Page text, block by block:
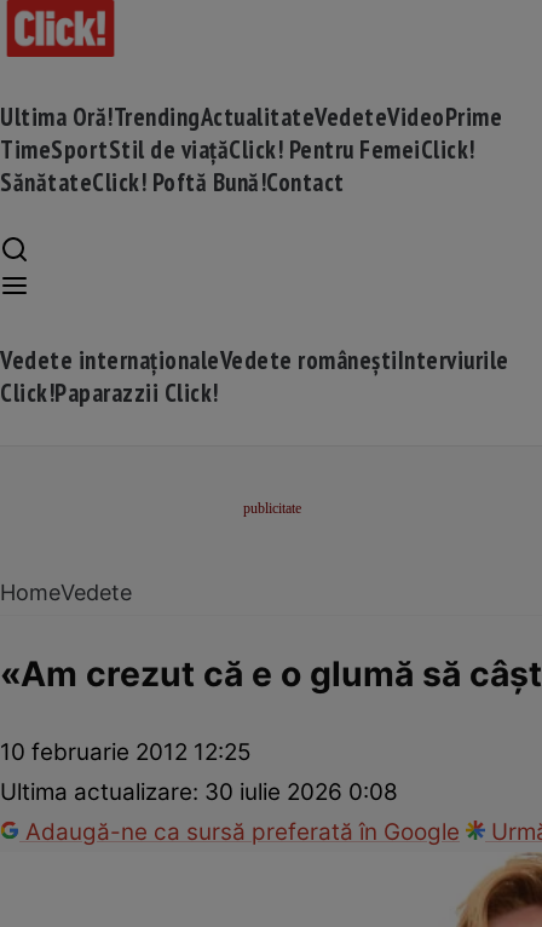
Ultima Oră!TrendingActualitateVedeteVideoPrime
TimeSportStil de viațăClick! Pentru FemeiClick!
SănătateClick! Poftă Bună!Contact
Vedete internaționaleVedete româneștiInterviurile
Click!Paparazzii Click!
HomeVedete
«Am crezut că e o glumă să
10 februarie 2012 12:25
Ultima actualizare: 30 iulie 2026 0:08
Adaugă-ne ca sursă preferată în Google